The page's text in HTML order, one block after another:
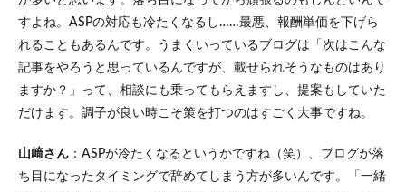
すよね。ASPの対応も冷たくなるし……最悪、報酬単価を下げら
れることもあるんです。うまくいっているブログは「次はこんな
記事をやろうと思っているんですが、載せられそうなものはあり
ますか？」って、相談にも乗ってもらえますし、提案もしていた
だけます。調子が良い時こそ策を打つのはすごく大事ですね。
山﨑さん ：ASPが冷たくなるというかですね（笑）、ブログが落
ち目になったタイミングで辞めてしまう方が多いんです。「一緒